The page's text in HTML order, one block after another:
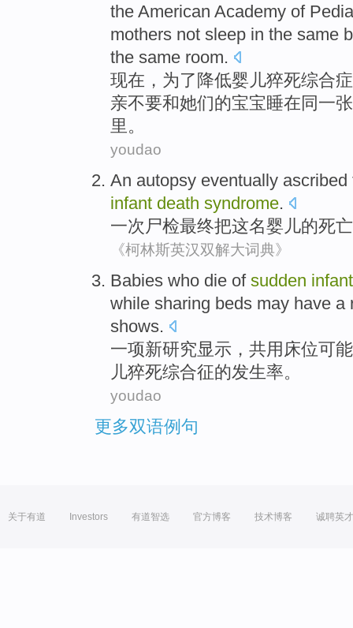
the American Academy of
mothers not sleep in the same
the same room.
现在 ， 为了 降低婴儿猝死综合症
亲不要和她们的宝宝睡在 同 一
里 。
youdao
An autopsy eventually ascribed
infant death syndrome.
一次 尸检最终把这名婴儿的死亡
《柯林斯英汉双解大词典》
Babies who die of sudden infant
while sharing beds may have a
shows.
一项新研究显示 ， 共用 床位可能
儿猝死综合征的发生率。
youdao
更多双语例句
关于有道 Investors 有道智选 官方博客 技术博客 诚聘英才